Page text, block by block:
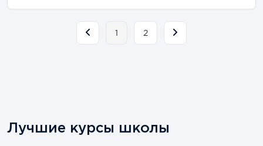
1 2
Лучшие курсы школы